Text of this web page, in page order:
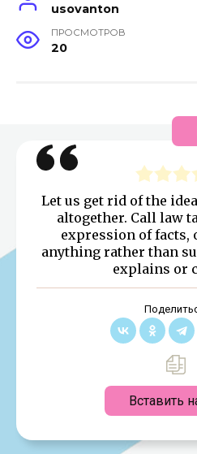
usovanton
ПРОСМОТРОВ
20
Let us get rid of the
altogether. Call law
expression of facts,
anything rather than
explains or
Вставить